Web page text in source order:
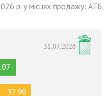
р. у місцях продажу: АТБ,